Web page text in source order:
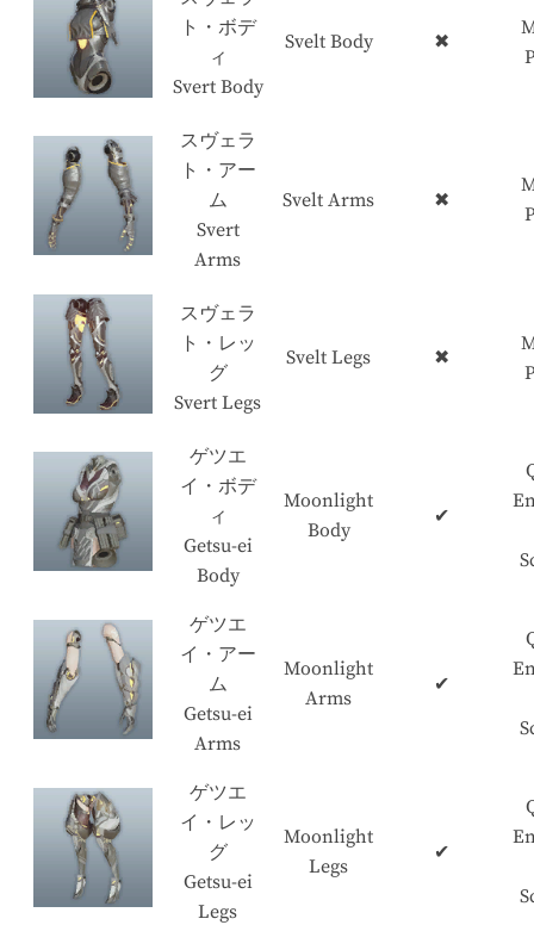
ト・ボデ
ィ
Svert Body
Svelt Body ✖
スヴェラ
ト・アー
ム
Svert
Arms
Svelt Arms ✖
スヴェラ
ト・レッ
グ
Svert Legs
Svelt Legs ✖
ゲツエ
イ・ボデ
ィ
Getsu-ei
Body
Moonlight
Body
✔
ゲツエ
イ・アー
ム
Getsu-ei
Arms
Moonlight
Arms
✔
ゲツエ
イ・レッ
グ
Getsu-ei
Legs
Moonlight
Legs
✔